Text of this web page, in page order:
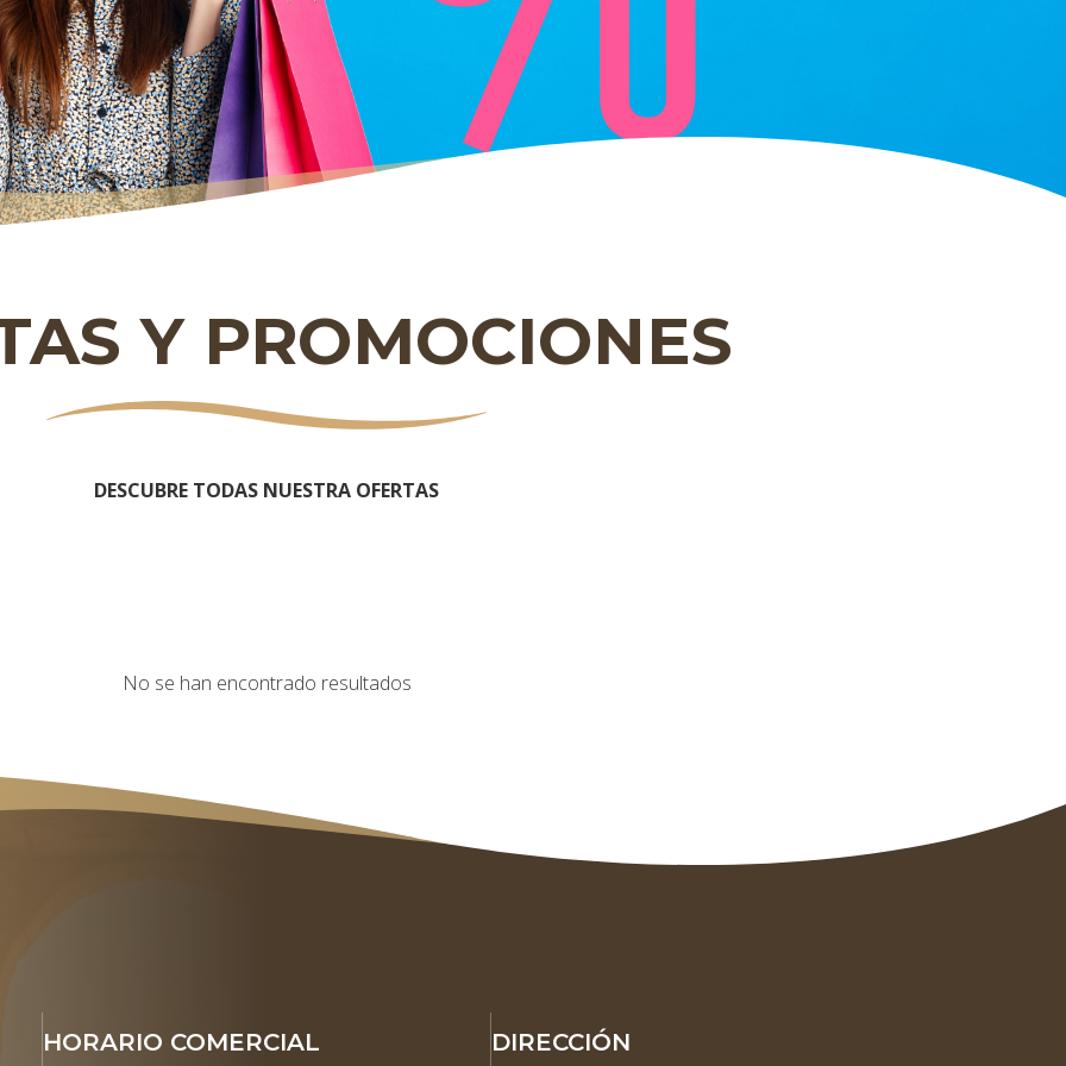
Y PROMOCIONES
DESCUBRE TODAS NUESTRA OFERTAS
No se han encontrado resultados
HORARIO COMERCIAL DIRECCIÓN